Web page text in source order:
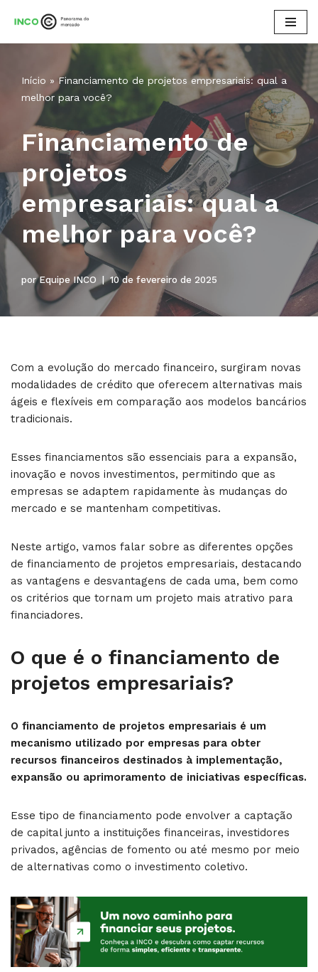
conteúdo
Início » Financiamento de projetos empresariais: qual a
melhor para você?
Financiamento de
projetos
empresariais: qual a
melhor para você?
porEquipe INCO 10 de fevereiro de 2025
Com a evolução do mercado financeiro, surgiram novas
modalidades de crédito que oferecem alternativas mais
ágeis e flexíveis em comparação aos modelos bancários
tradicionais.
Esses financiamentos são essenciais para a expansão,
inovação e novos investimentos, permitindo que as
empresas se adaptem rapidamente às mudanças do
mercado e se mantenham competitivas.
Neste artigo, vamos falar sobre as diferentes opções
de financiamento de projetos empresariais, destacando
as vantagens e desvantagens de cada uma, bem como
os critérios que tornam um projeto mais atrativo para
financiadores.
O que é o financiamento de
projetos empresariais?
O financiamento de projetos empresariais é um
mecanismo utilizado por empresas para obter
recursos financeiros destinados à implementação,
expansão ou aprimoramento de iniciativas específicas.
Esse tipo de financiamento pode envolver a captação
de capital junto a instituições financeiras, investidores
privados, agências de fomento ou até mesmo por meio
de alternativas como o investimento coletivo.